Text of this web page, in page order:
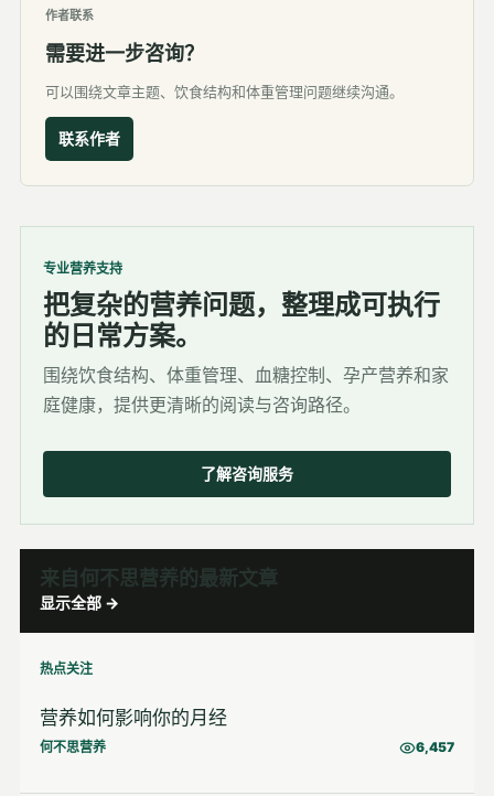
作者联系
需要进一步咨询？
可以围绕文章主题、饮食结构和体重管理问题继续沟通。
联系作者
专业营养支持
把复杂的营养问题，整理成可执行
的日常方案。
围绕饮食结构、体重管理、血糖控制、孕产营养和家
庭健康，提供更清晰的阅读与咨询路径。
了解咨询服务
来自何不思营养的最新文章
显示全部 →
热点关注
营养如何影响你的月经
何不思营养 6,457